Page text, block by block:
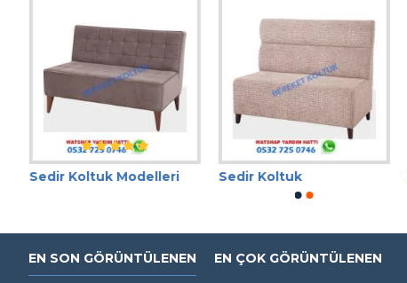
Sedir Koltuk Modelleri Sedir Koltuk
EN SON GÖRÜNTÜLENEN EN ÇOK GÖRÜNTÜLENEN